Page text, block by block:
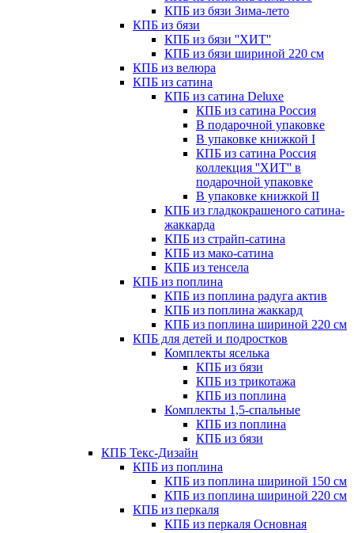
КПБ из бязи Зима-лето
КПБ из бязи
КПБ из бязи ''ХИТ''
КПБ из бязи шириной 220 см
КПБ из велюра
КПБ из сатина
КПБ из сатина Deluxe
КПБ из сатина Россия
В подарочной упаковке
В упаковке книжкой I
КПБ из сатина Россия
коллекция ''ХИТ'' в
подарочной упаковке
В упаковке книжкой II
КПБ из гладкокрашеного сатина-
жаккарда
КПБ из страйп-сатина
КПБ из мако-сатина
КПБ из тенсела
КПБ из поплина
КПБ из поплина радуга актив
КПБ из поплина жаккард
КПБ из поплина шириной 220 см
КПБ для детей и подростков
Комплекты яселька
КПБ из бязи
КПБ из трикотажа
КПБ из поплина
Комплекты 1,5-спальные
КПБ из поплина
КПБ из бязи
КПБ Текс-Дизайн
КПБ из поплина
КПБ из поплина шириной 150 см
КПБ из поплина шириной 220 см
КПБ из перкаля
КПБ из перкаля Основная